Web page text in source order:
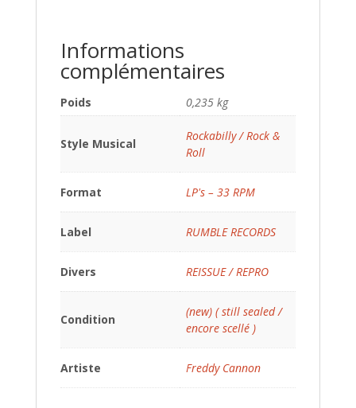
Informations
complémentaires
Poids 0,235 kg
Style Musical
Rockabilly / Rock &
Roll
Format LP's – 33 RPM
Label RUMBLE RECORDS
Divers REISSUE / REPRO
Condition
(new) ( still sealed /
encore scellé )
Artiste Freddy Cannon